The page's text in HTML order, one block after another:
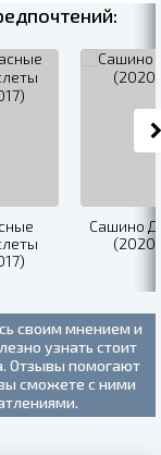
Сашино
(2020)
своим мнением и
узнать стоит
Отзывы помогают
сможете с ними